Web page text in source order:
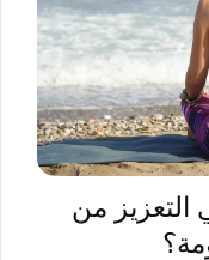
التعزيز من